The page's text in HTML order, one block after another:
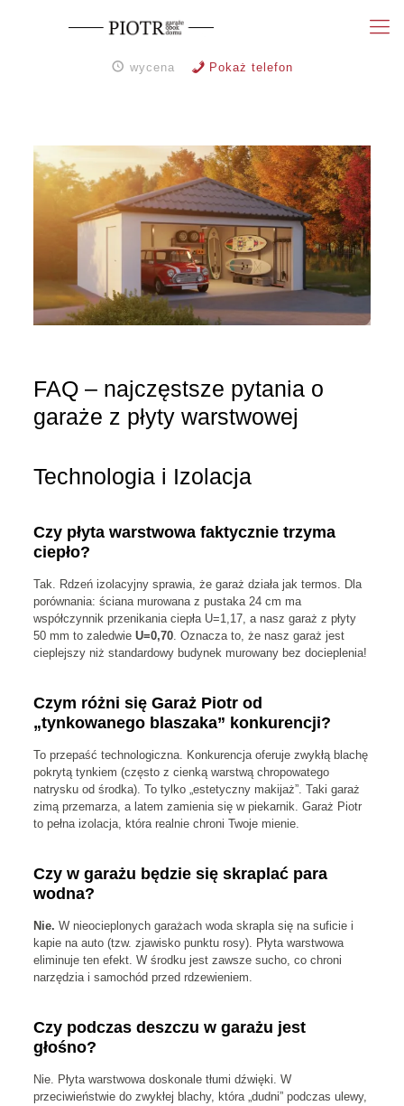
wycena Pokaż telefon
FAQ – najczęstsze pytania o
garaże z płyty warstwowej
Technologia i Izolacja
Czy płyta warstwowa faktycznie trzyma
ciepło?
Tak. Rdzeń izolacyjny sprawia, że garaż działa jak termos. Dla
porównania: ściana murowana z pustaka 24 cm ma
współczynnik przenikania ciepła U=1,17, a nasz garaż z płyty
50 mm to zaledwie U=0,70. Oznacza to, że nasz garaż jest
cieplejszy niż standardowy budynek murowany bez docieplenia!
Czym różni się Garaż Piotr od
„tynkowanego blaszaka” konkurencji?
To przepaść technologiczna. Konkurencja oferuje zwykłą blachę
pokrytą tynkiem (często z cienką warstwą chropowatego
natrysku od środka). To tylko „estetyczny makijaż”. Taki garaż
zimą przemarza, a latem zamienia się w piekarnik. Garaż Piotr
to pełna izolacja, która realnie chroni Twoje mienie.
Czy w garażu będzie się skraplać para
wodna?
Nie. W nieocieplonych garażach woda skrapla się na suficie i
kapie na auto (tzw. zjawisko punktu rosy). Płyta warstwowa
eliminuje ten efekt. W środku jest zawsze sucho, co chroni
narzędzia i samochód przed rdzewieniem.
Czy podczas deszczu w garażu jest
głośno?
Nie. Płyta warstwowa doskonale tłumi dźwięki. W
przeciwieństwie do zwykłej blachy, która „dudni” podczas ulewy,